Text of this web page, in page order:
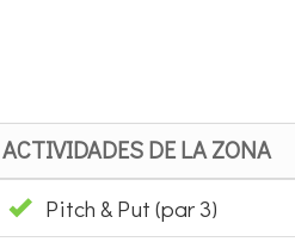
ACTIVIDADES DE LA ZONA
Pitch & Put (par 3)